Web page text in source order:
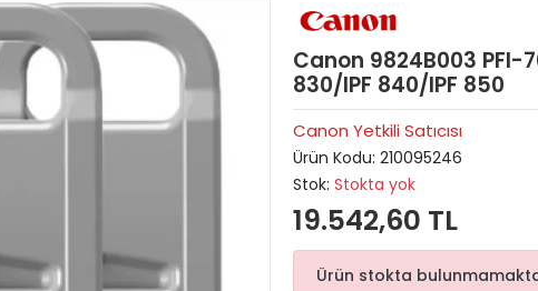
Canon 9824B003 PFI-
830/IPF 840/IPF 850
Canon Yetkili Satıcısı
Ürün Kodu: 210095246
Stok: Stokta yok
19.542,60 TL
Ürün stokta